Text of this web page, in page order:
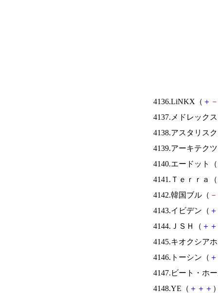
4136.LiNKX（ ＋ －
4137.メドレック
4138.アスタリス
4139.アーキテク
4140.エードット（
4141.Ｔｅｒｒａ（
4142.韓国ブル（ －
4143.イビデン（ ＋
4144.ＪＳＨ（ ＋ ＋
4145.キオクシア
4146.トーシン（ ＋
4147.ビート・ホ
4148.YE（ ＋ ＋ ＋